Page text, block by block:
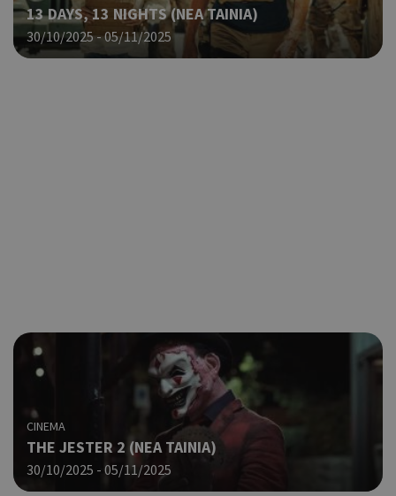
13 DAYS, 13 NIGHTS (NΕΑ ΤΑΙΝΙΑ)
30/10/2025 - 05/11/2025
CINEMA
THE JESTER 2 (ΝΕΑ ΤΑΙΝΙΑ)
30/10/2025 - 05/11/2025